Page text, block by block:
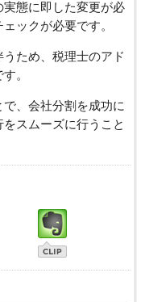
態に即した変更が必
ックが必要です。
ため、税理士のアド
。
、会社分割を成功に
スムーズに行うこと